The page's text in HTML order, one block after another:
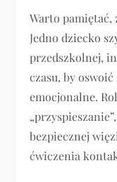
Warto pamiętać,
Jedno dziecko
przedszkolnej,
czasu, by
emocjonalne.
bezpiecznej
ćwiczenia